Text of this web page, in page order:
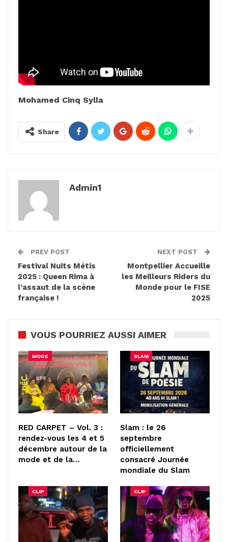
Mohamed Cinq Sylla
Share
Admin1
PREV POST
Festival Nuits Métis
2025 : Queen Rima à
l’assaut de la scène
française !
NEXT POST
Montpellier Accueille
les Meilleurs Riders du
Monde pour le FISE
2025
VOUS POURRIEZ AUSSI AIMER
MODE
RED CARPET – Vol. 3 :
rendez-vous les 4 et 5
décembre autour de la
mode et de la…
SLAM
Slam : le 26
septembre
officiellement
consacré Journée
mondiale du Slam
CLIP CLIP